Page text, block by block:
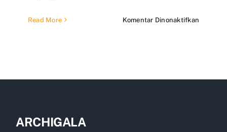
Read More Komentar Dinonaktifkan
Labu
ARCHIGALA